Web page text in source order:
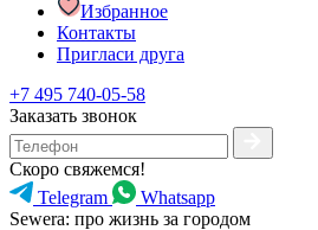
Избранное
Контакты
Пригласи друга
+7 495 740-05-58
Заказать звонок
Скоро свяжемся!
Telegram
Whatsapp
Sewera: про жизнь за городом